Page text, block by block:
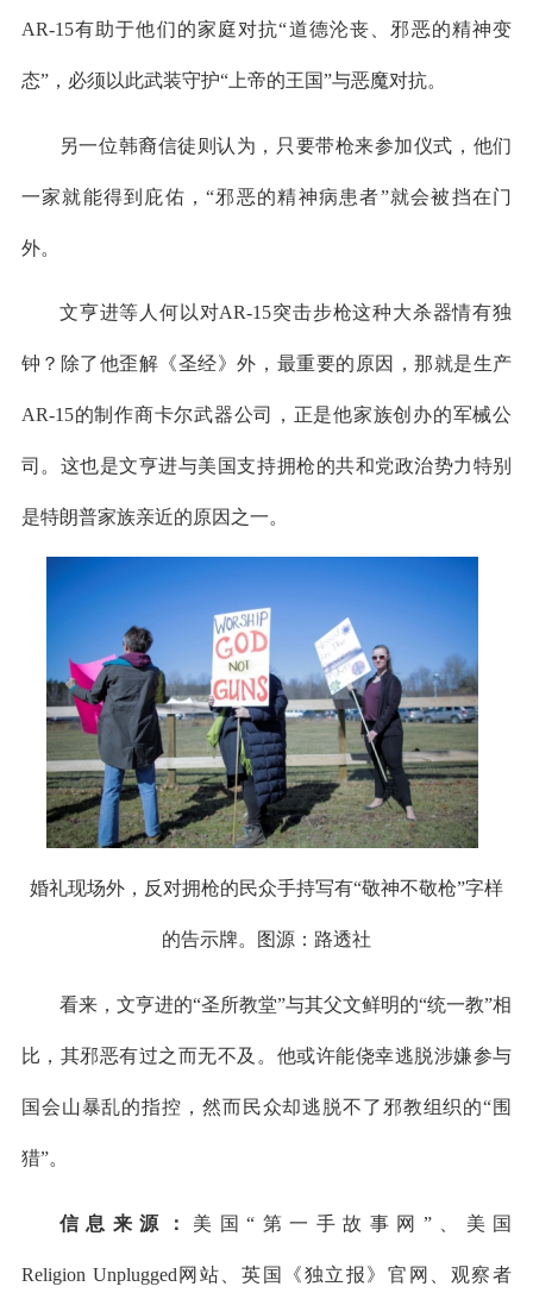
AR-15有助于他们的家庭对抗“道德沦丧、邪恶的精神变
态”，必须以此武装守护“上帝的王国”与恶魔对抗。
另一位韩裔信徒则认为，只要带枪来参加仪式，他们
一家就能得到庇佑，“邪恶的精神病患者”就会被挡在门
外。
文亨进等人何以对AR-15突击步枪这种大杀器情有独
钟？除了他歪解《圣经》外，最重要的原因，那就是生产
AR-15的制作商卡尔武器公司，正是他家族创办的军械公
司。这也是文亨进与美国支持拥枪的共和党政治势力特别
是特朗普家族亲近的原因之一。
婚礼现场外，反对拥枪的民众手持写有“敬神不敬枪”字样
的告示牌。图源：路透社
看来，文亨进的“圣所教堂”与其父文鲜明的“统一教”相
比，其邪恶有过之而无不及。他或许能侥幸逃脱涉嫌参与
国会山暴乱的指控，然而民众却逃脱不了邪教组织的“围
猎”。
信息来源： 美国“第一手故事网”、美国
Religion Unplugged网站、英国《独立报》官网、观察者